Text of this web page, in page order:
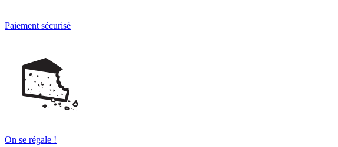
Paiement sécurisé
On se régale !